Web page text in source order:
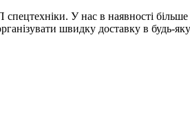
У нас в наявності
швидку доставку в будь-